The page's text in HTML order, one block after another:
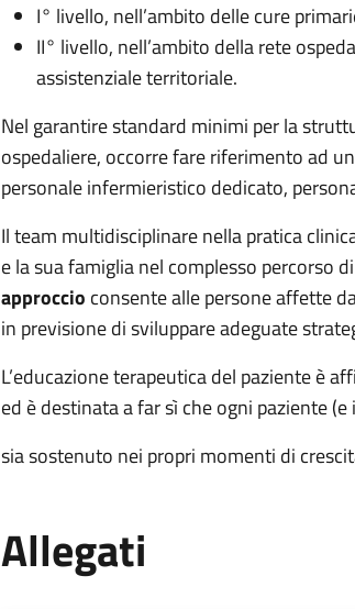
I° livello, nell’ambito delle cure
II° livello, nell’ambito della rete
assistenziale territoriale.
Nel garantire standard minimi per la
ospedaliere, occorre fare riferimento ad
personale infermieristico dedicato,
Il team multidisciplinare nella pratica
e la sua famiglia nel complesso percorso di
approccio consente alle persone affette
in previsione di sviluppare adeguate
L’educazione terapeutica del paziente è
ed è destinata a far sì che ogni paziente
sia sostenuto nei propri momenti di
Allegati